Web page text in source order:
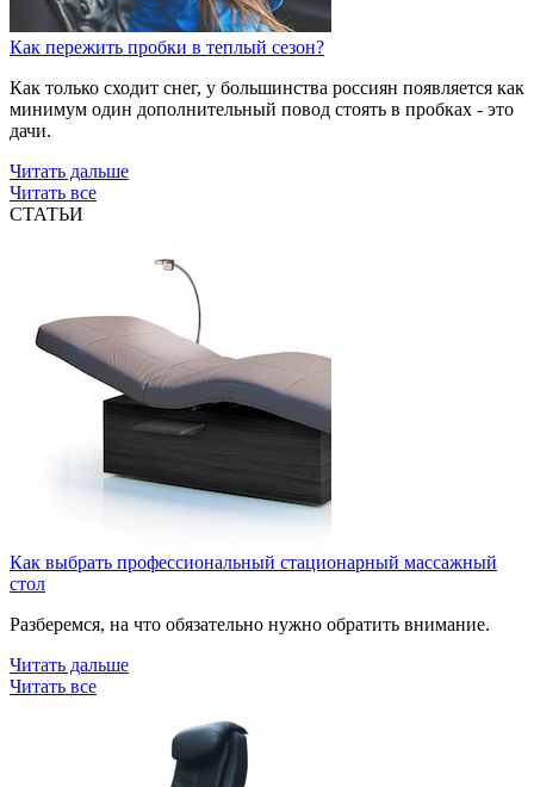
Как пережить пробки в теплый сезон?
Как только сходит снег, у большинства россиян появляется как
минимум один дополнительный повод стоять в пробках - это
дачи.
Читать дальше
Читать все
СТАТЬИ
Как выбрать профессиональный стационарный массажный
стол
Разберемся, на что обязательно нужно обратить внимание.
Читать дальше
Читать все